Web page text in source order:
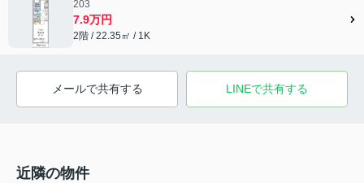
203
7.9万円
2階 / 22.35㎡ / 1K
メールで共有する LINEで共有する
近隣の物件